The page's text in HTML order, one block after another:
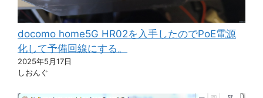
docomo home5G HR02を入手したのでPoE電源
化して予備回線にする。
2025年5月17日
しおんぐ